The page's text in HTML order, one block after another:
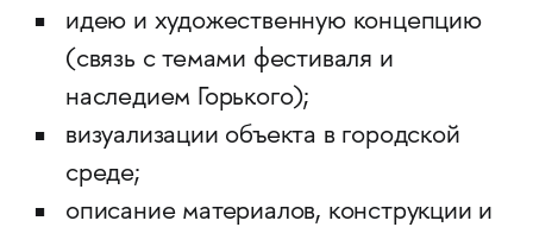
идею и художественную концепцию
(связь с темами фестиваля и
наследием Горького);
визуализации объекта в городской
среде;
описание материалов, конструкции и